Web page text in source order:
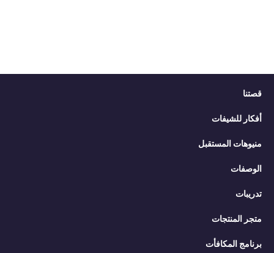
قصتنا
أفكار للشيفات
منيوهات المستقبل
الوصفات
تدريبات
متجر المنتجات
برنامج المكافأت